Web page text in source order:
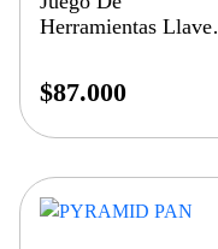
Herramientas Llaves
$87.000